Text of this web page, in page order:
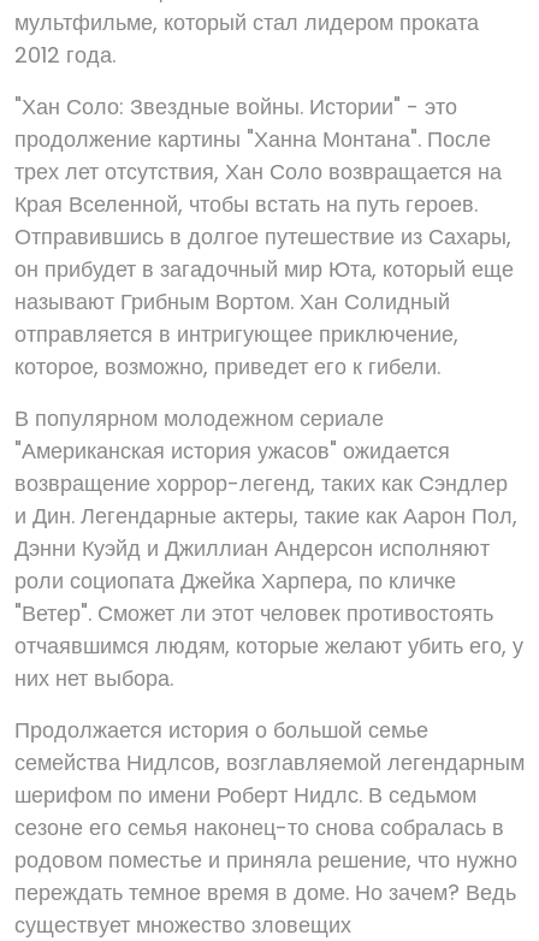
мультфильме, который стал лидером проката
2012 года.
"Хан Соло: Звездные войны. Истории" - это
продолжение картины "Ханна Монтана". После
трех лет отсутствия, Хан Соло возвращается на
Края Вселенной, чтобы встать на путь героев.
Отправившись в долгое путешествие из Сахары,
он прибудет в загадочный мир Юта, который еще
называют Грибным Вортом. Хан Солидный
отправляется в интригующее приключение,
которое, возможно, приведет его к гибели.
В популярном молодежном сериале
"Американская история ужасов" ожидается
возвращение хоррор-легенд, таких как Сэндлер
и Дин. Легендарные актеры, такие как Аарон Пол,
Дэнни Куэйд и Джиллиан Андерсон исполняют
роли социопата Джейка Харпера, по кличке
"Ветер". Сможет ли этот человек противостоять
отчаявшимся людям, которые желают убить его, у
них нет выбора.
Продолжается история о большой семье
семейства Нидлсов, возглавляемой легендарным
шерифом по имени Роберт Нидлс. В седьмом
сезоне его семья наконец-то снова собралась в
родовом поместье и приняла решение, что нужно
переждать темное время в доме. Но зачем? Ведь
существует множество зловещих